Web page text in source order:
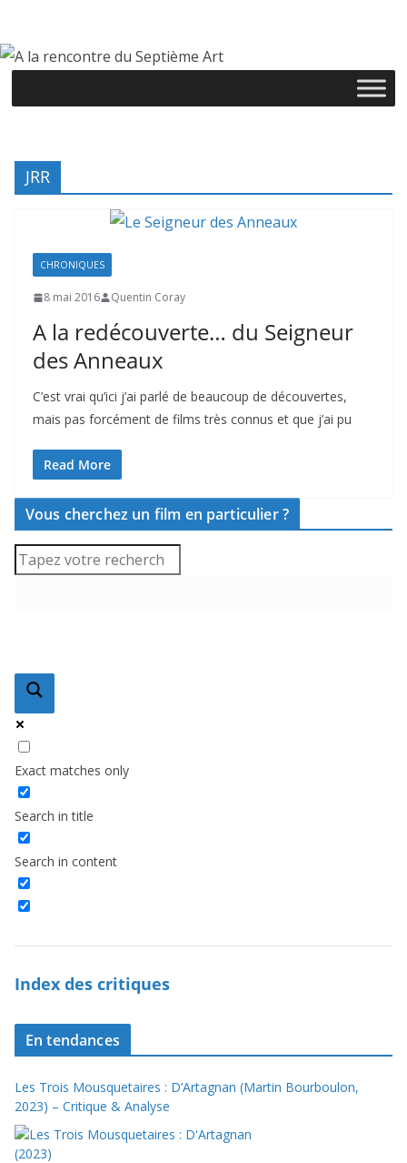
contenu
JRR
CHRONIQUES
8 mai 2016 Quentin Coray
A la redécouverte… du Seigneur
des Anneaux
C’est vrai qu’ici j’ai parlé de beaucoup de découvertes,
mais pas forcément de films très connus et que j’ai pu
Read More
Vous cherchez un film en particulier ?
Exact matches only
Search in title
Search in content
Index des critiques
En tendances
Les Trois Mousquetaires : D’Artagnan (Martin Bourboulon,
2023) – Critique & Analyse